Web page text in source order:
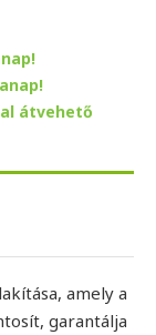
átvehető
amely a
garantálja